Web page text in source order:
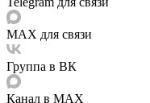
MAX для связи
Группа в ВК
Канал в MAX